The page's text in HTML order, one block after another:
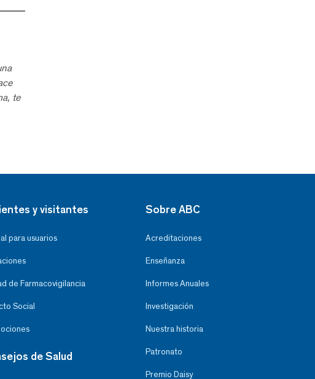
te
y visitantes
para usuarios
de Farmacovigilancia
Social
de Salud
Sobre ABC
Acreditaciones
Enseñanza
Informes Anuales
Investigación
Nuestra historia
Patronato
Premio Daisy